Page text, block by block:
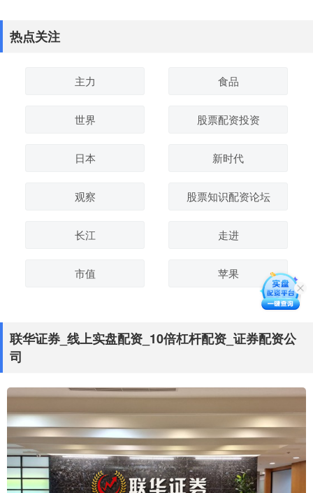
热点关注
主力 食品
世界 股票配资投资
日本 新时代
观察 股票知识配资论坛
长江 走进
市值 苹果
联华证券_线上实盘配资_10倍杠杆配资_证券配资公
司